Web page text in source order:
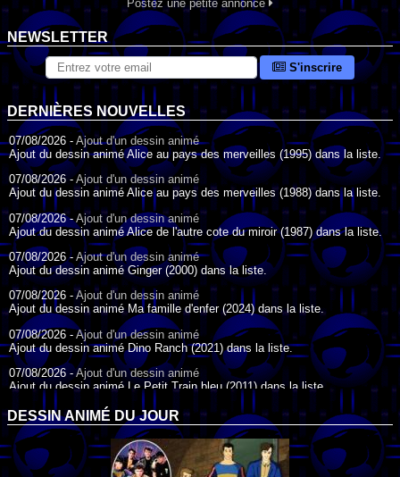
Postez une petite annonce
NEWSLETTER
S'inscrire
DERNIÈRES NOUVELLES
07/08/2026 - Ajout d'un dessin animé
Ajout du dessin animé Alice au pays des merveilles (1995) dans la liste.
07/08/2026 -Ajout d'un dessin animé
Ajout du dessin animé Alice au pays des merveilles (1988) dans la liste.
07/08/2026 -Ajout d'un dessin animé
Ajout du dessin animé Alice de l'autre cote du miroir (1987) dans la liste.
07/08/2026 - Ajout d'un dessin animé
Ajout du dessin animé Ginger (2000) dans la liste.
07/08/2026 - Ajout d'un dessin animé
Ajout du dessin animé Ma famille d'enfer (2024) dans la liste.
07/08/2026 -Ajout d'un dessin animé
Ajout du dessin animé Dino Ranch (2021) dans la liste.
07/08/2026 -Ajout d'un dessin animé
Ajout du dessin animé Le Petit Train bleu (2011) dans la liste.
07/08/2026 -Ajout d'un dessin animé
Ajout du dessin animé Agent Spécial Oso (2009) dans la liste.
17/07/2026 -
Ajout d'un dessin animé
Ajout du dessin animé Peter Pan (1988) dans la liste.
DESSIN ANIMÉ DU JOUR